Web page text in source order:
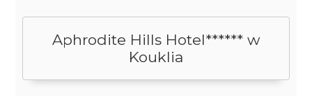
Aphrodite Hills Hotel****** w
Kouklia